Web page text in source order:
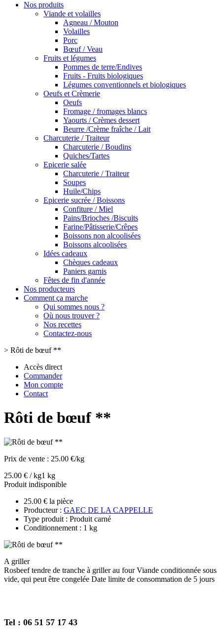
Nos produits
Viande et volailles
Agneau / Mouton
Volailles
Porc
Bœuf / Veau
Fruits et légumes
Pommes de terre/Endives
Fruits - Fruits biologiques
Légumes conventionnels et biologiques
Oeufs et Crèmerie
Oeufs
Fromage / fromages blancs
Yaourts / Crèmes dessert
Beurre /Crème fraîche / Lait
Charcuterie / Traiteur
Charcuterie / Boudins
Quiches/Tartes
Epicerie salée
Charcuterie / Traiteur
Soupes
Huile/Chips
Epicerie sucrée / Boissons
Confiture / Miel
Pains/Brioches /Biscuits
Farine/Pâtisserie/Crêpes
Boissons non alcoolisées
Boissons alcoolisées
Idées cadeaux
Chèques cadeaux
Paniers garnis
Fêtes de fin d'année
Nos producteurs
Comment ça marche
Qui sommes nous ?
Où nous trouver ?
Nos recettes
Contactez-nous
> Rôti de bœuf **
Accès direct
Commander
Mon compte
Contact
Rôti de bœuf **
Prix de vente : 25.00 €/kg
25.00 € / kg1 kg
Produit indisponible
25.00 € la pièce
Producteur : GAEC DE LA CAPPELLE
Type produit : Produit carné
Conditionnement : 1 kg
A griller
Rosbeef tendre de tranche à griller au four Viande conditionnée sous
vide, qui peut être congelée Date limite de consommation de 5 jours
Tel : 06 51 57 17 43